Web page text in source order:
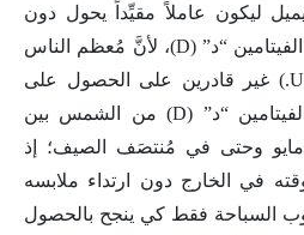
ليكون عاملاً مقيِّداً يحول دون
التحسين الأمثل لمستويات الفيتامين “د” (D)، لأنَّ مُعظم الناس
في “الولايات المتحدة” (U.S.) غير قادرين على الحصول على
كميات كبيرة وهامَّة من الفيتامين “د” (D) من الشمس بين
مايو وحتى في مُنتصَف الصيف؛ إذ
في الخارج دون ارتداء ملابسه
السباحة فقط كي ينجح بالحصول